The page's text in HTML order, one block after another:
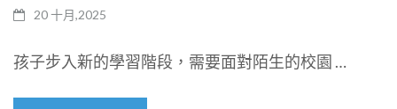
20 十月,2025
孩子步入新的學習階段，需要面對陌生的校園 …